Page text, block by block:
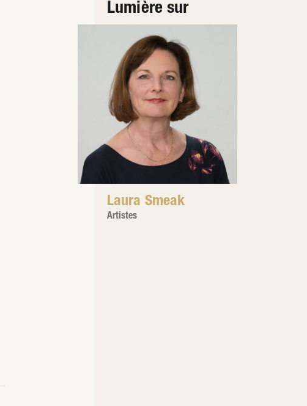
Lumière sur
Laura Smeak
Artistes